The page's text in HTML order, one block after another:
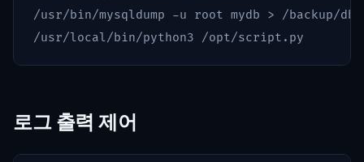
/usr/bin/mysqldump -u root mydb > /backup/
로그 출력 제어